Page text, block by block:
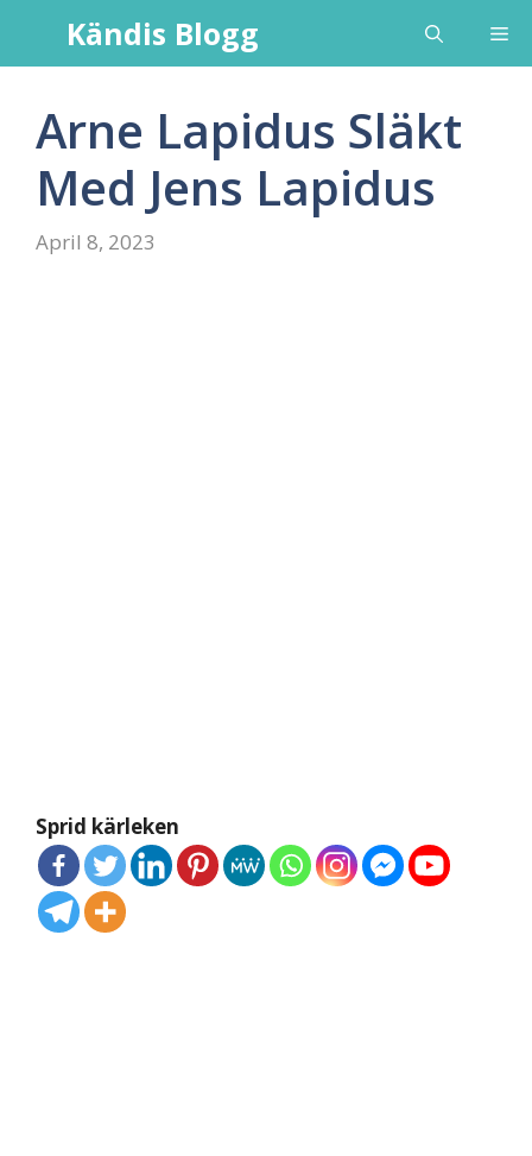
content
Kändis Blogg
Arne Lapidus Släkt
Med Jens Lapidus
April 8, 2023
Sprid kärleken